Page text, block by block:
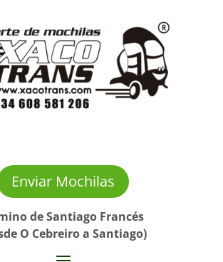
Enviar Mochilas
de Santiago Francés
O Cebreiro a Santiago)